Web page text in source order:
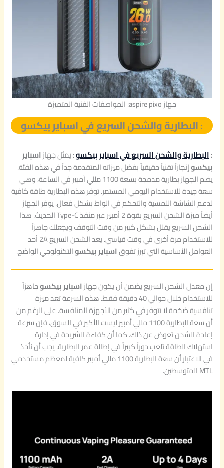
جهاز aspire pixo: المواصفات الفنية المتميزة
: البطارية والشحن السريع في اسباير بيكسو
:البطارية والشحن السريع في اسباير بيكسو: يمثل جهازاسباير
بيكسوإنجازاً تقنياً حقيقياً بفضل ميزاته المتقدمة جداً في هذه الفئة.
يضم الجهاز بطارية مدمجة بسعة 1100 مللي أمبير في الساعة، وهي
سعة جيدة للاستخدام اليومي المستمر. توفر هذه البطارية طاقة كافية
لدعم الشاشة اللمسية والتحكم في الواط بشكل فعال. يوفر الجهاز
أيضاً ميزة الشحن السريع بقوة 2 أمبير عبر منفذ Type-C الحديث. هذا
الشحن السريع يقلل بشكل كبير من وقت التوقف ويجعلك جاهزاً
للاستخدام مرة أخرى في وقت قياسي. يعد الشحن السريع 2A أحد
العوامل الأساسية التي تبرز تفوقاسباير بيكسوالتكنولوجي الواضح.
إن معدل الشحن السريع يضمن أن يكون جهازاسباير بيكسوجاهزاً
للاستخدام خلال حوالي 40 دقيقة فقط. هذه السرعة تعد ميزة
تنافسية ضخمة لا تتوفر في كثير من الأجهزة المنافسة. على الرغم من
أن سعة البطارية 1100 مللي أمبير ليست الأكبر في السوق، فإن سرعة
إعادة الشحن تعوض عن ذلك. كما أن كفاءة الشريحة في إدارة
استهلاك الطاقة تلعب دوراً كبيراً في إطالة عمر البطارية. يجب أن نأخذ
في الاعتبار أن سعة البطارية 1100 مللي أمبير كافية لمعظم مستخدمي
MTL المتوسطين.